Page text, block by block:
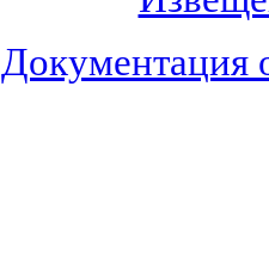
Документация